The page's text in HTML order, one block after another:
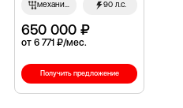
механич. 90 л.с.
650 000 ₽
от 6 771 ₽/мес.
Получить предложение